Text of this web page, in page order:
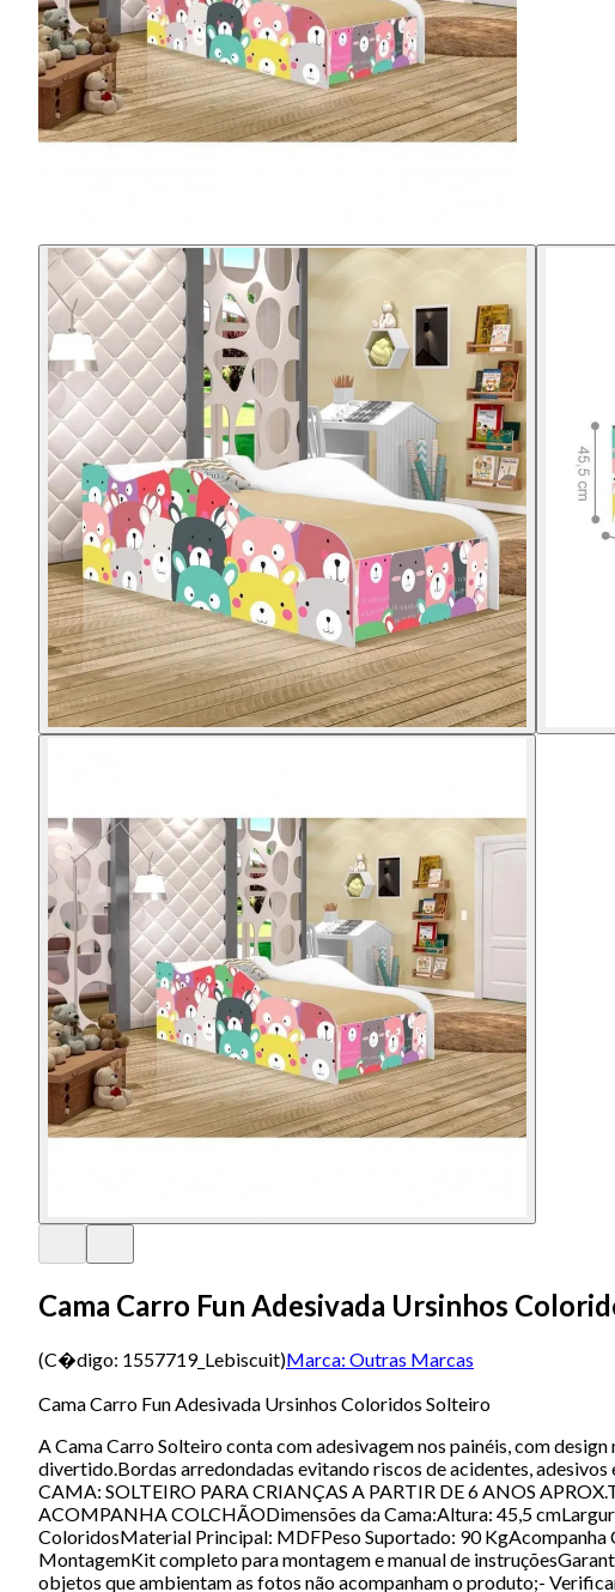
Cama Carro Fun Adesivada Ursinhos
(C�digo: 1557719_Lebiscuit)Marca: Outras Marcas
Cama Carro Fun Adesivada Ursinhos Coloridos Solteiro
A Cama Carro Solteiro conta com adesivagem nos painéis, com
divertido.Bordas arredondadas evitando riscos de acidentes,
CAMA: SOLTEIRO PARA CRIANÇAS A PARTIR DE 6 ANOS
ACOMPANHA COLCHÃODimensões da Cama:Altura: 45,5
ColoridosMaterial Principal: MDFPeso Suportado: 90 KgAcompanha
MontagemKit completo para montagem e manual de
objetos que ambientam as fotos não acompanham o produto;-